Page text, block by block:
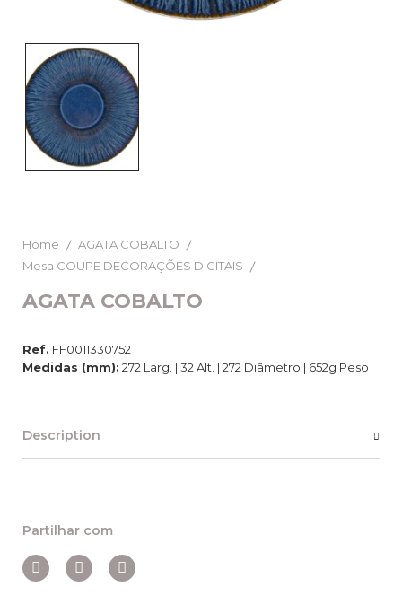
Home
AGATA COBALTO
Mesa COUPE DECORAÇÕES DIGITAIS
AGATA COBALTO
Ref. FF0011330752
Medidas (mm): 272 Larg. | 32 Alt. | 272 Diâmetro | 652g Peso
Description
Partilhar com